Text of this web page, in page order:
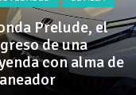
Prelude, el
de una
con alma de